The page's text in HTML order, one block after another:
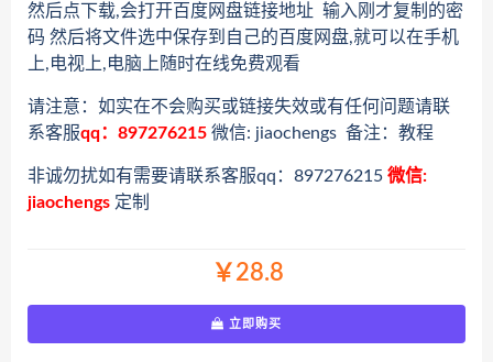
然后点下载,会打开百度网盘链接地址 输入刚才复制的密
码 然后将文件选中保存到自己的百度网盘,就可以在手机
上,电视上,电脑上随时在线免费观看
请注意：如实在不会购买或链接失效或有任何问题请联
系客服qq：897276215 微信: jiaochengs 备注：教程
非诚勿扰如有需要请联系客服qq：897276215 微信:
jiaochengs 定制
￥28.8
立即购买